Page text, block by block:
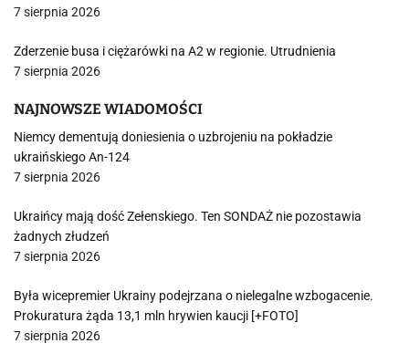
7 sierpnia 2026
Zderzenie busa i ciężarówki na A2 w regionie. Utrudnienia
7 sierpnia 2026
NAJNOWSZE WIADOMOŚCI
Niemcy dementują doniesienia o uzbrojeniu na pokładzie
ukraińskiego An-124
7 sierpnia 2026
Ukraińcy mają dość Zełenskiego. Ten SONDAŻ nie pozostawia
żadnych złudzeń
7 sierpnia 2026
Była wicepremier Ukrainy podejrzana o nielegalne wzbogacenie.
Prokuratura żąda 13,1 mln hrywien kaucji [+FOTO]
7 sierpnia 2026